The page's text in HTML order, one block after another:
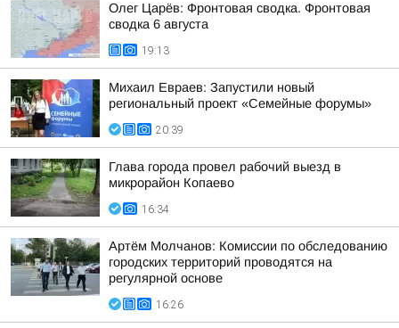
Олег Царёв: Фронтовая сводка. Фронтовая
сводка 6 августа
19:13
Михаил Евраев: Запустили новый
региональный проект «Семейные форумы»
20:39
Глава города провел рабочий выезд в
микрорайон Копаево
16:34
Артём Молчанов: Комиссии по обследованию
городских территорий проводятся на
регулярной основе
16:26